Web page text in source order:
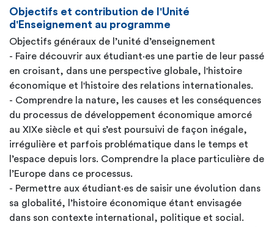
Objectifs et contribution de l'Unité
d'Enseignement au programme
Objectifs généraux de l’unité d’enseignement
- Faire découvrir aux étudiant·es une partie de leur passé
en croisant, dans une perspective globale, l'histoire
économique et l'histoire des relations internationales.
- Comprendre la nature, les causes et les conséquences
du processus de développement économique amorcé
au XIXe siècle et qui s’est poursuivi de façon inégale,
irrégulière et parfois problématique dans le temps et
l’espace depuis lors. Comprendre la place particulière de
l’Europe dans ce processus.
- Permettre aux étudiant·es de saisir une évolution dans
sa globalité, l’histoire économique étant envisagée
dans son contexte international, politique et social.